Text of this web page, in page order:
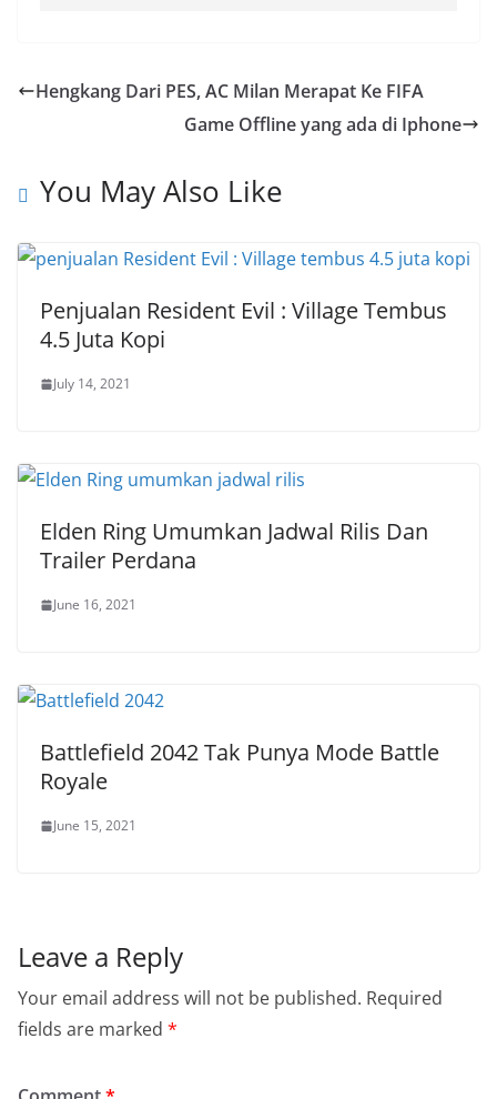
Hengkang Dari PES, AC Milan Merapat Ke FIFA
Game Offline yang ada di Iphone
You May Also Like
Penjualan Resident Evil : Village Tembus
4.5 Juta Kopi
July 14, 2021
Elden Ring Umumkan Jadwal Rilis Dan
Trailer Perdana
June 16, 2021
Battlefield 2042 Tak Punya Mode Battle
Royale
June 15, 2021
Leave a Reply
Your email address will not be published. Required
fields are marked *